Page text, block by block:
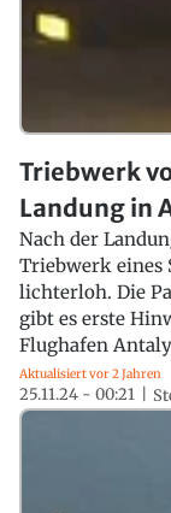
Triebwerk
Landung in
Nach der
Triebwerk eines
lichterloh. Die
gibt es erste
Flughafen
Aktualisiert vor 2 Jahren
25.11.24 - 00:21